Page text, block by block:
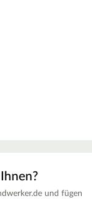
und fügen